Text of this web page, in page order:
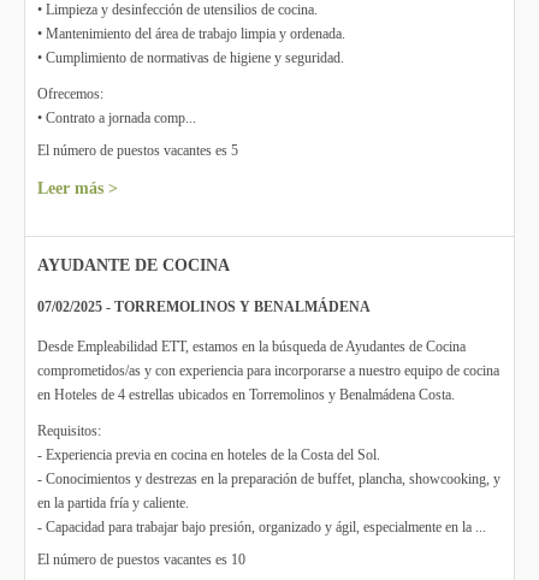
• Limpieza y desinfección de utensilios de cocina.
• Mantenimiento del área de trabajo limpia y ordenada.
• Cumplimiento de normativas de higiene y seguridad.
Ofrecemos:
• Contrato a jornada comp...
El número de puestos vacantes es 5
Leer más >
AYUDANTE DE COCINA
07/02/2025 - TORREMOLINOS Y BENALMÁDENA
Desde Empleabilidad ETT, estamos en la búsqueda de Ayudantes de Cocina
comprometidos/as y con experiencia para incorporarse a nuestro equipo de cocina
en Hoteles de 4 estrellas ubicados en Torremolinos y Benalmádena Costa.
Requisitos:
- Experiencia previa en cocina en hoteles de la Costa del Sol.
- Conocimientos y destrezas en la preparación de buffet, plancha, showcooking, y
en la partida fría y caliente.
- Capacidad para trabajar bajo presión, organizado y ágil, especialmente en la ...
El número de puestos vacantes es 10